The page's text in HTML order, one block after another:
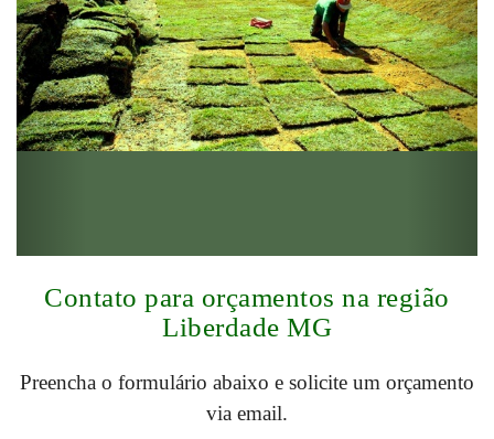
Contato para orçamentos na região
Liberdade MG
Preencha o formulário abaixo e solicite um orçamento
via email.